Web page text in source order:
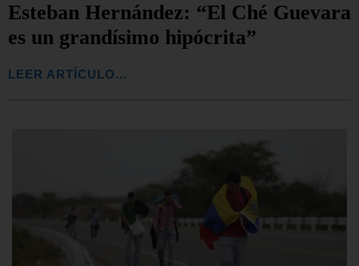
Esteban Hernández: “El Ché Guevara
es un grandísimo hipócrita”
LEER ARTÍCULO...